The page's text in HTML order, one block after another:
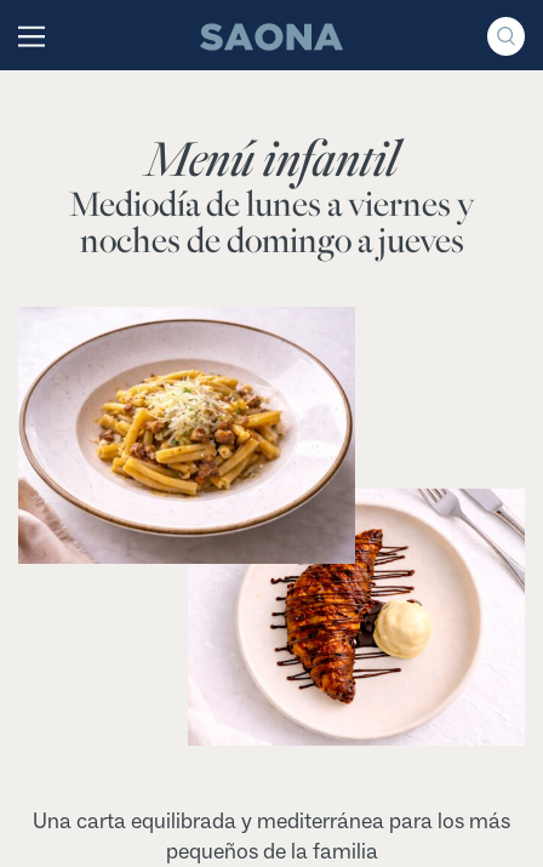
Grupo Saona
Menú infantil
Mediodía de lunes a viernes y
noches de domingo a jueves
Una carta equilibrada y mediterránea para los más
pequeños de la familia